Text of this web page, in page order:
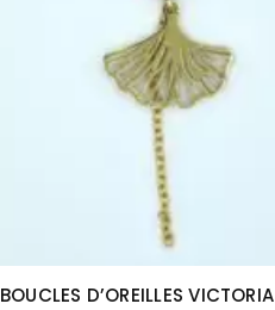
BOUCLES D’OREILLES VICTORIA